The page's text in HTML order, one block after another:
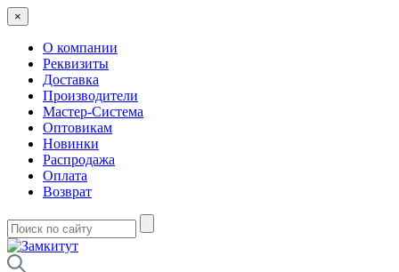
×
О компании
Реквизиты
Доставка
Производители
Мастер-Система
Оптовикам
Новинки
Распродажа
Оплата
Возврат